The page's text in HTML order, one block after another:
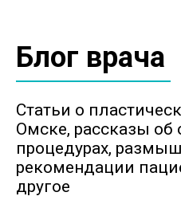
Телефон
+7
Комментарий